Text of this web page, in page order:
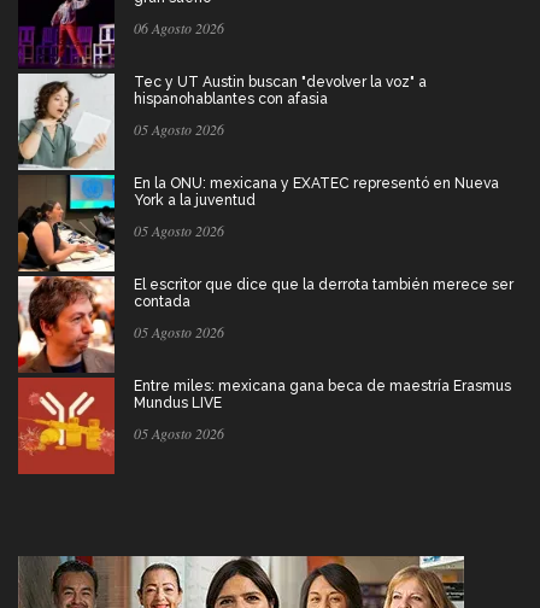
06 Agosto 2026
Tec y UT Austin buscan "devolver la voz" a
hispanohablantes con afasia
05 Agosto 2026
En la ONU: mexicana y EXATEC representó en Nueva
York a la juventud
05 Agosto 2026
El escritor que dice que la derrota también merece ser
contada
05 Agosto 2026
Entre miles: mexicana gana beca de maestría Erasmus
Mundus LIVE
05 Agosto 2026